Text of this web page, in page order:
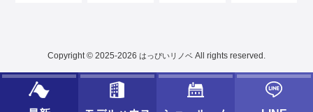
Copyright © 2025-2026 はっぴいリノベ All rights reserved.